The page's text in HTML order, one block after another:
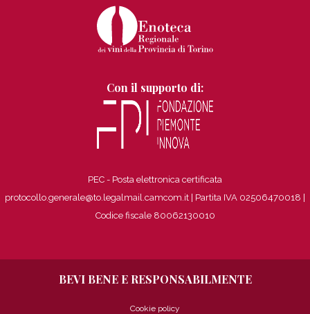
Con il supporto di:
PEC - Posta elettronica certificata
protocollo.generale@to.legalmail.camcom.it | Partita IVA 02506470018
Codice fiscale 80062130010
BEVI BENE E RESPONSABILMENTE
Cookie policy